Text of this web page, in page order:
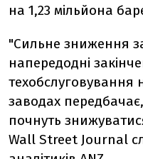
на 1,23 мільйона
"Сильне зниження
напередодні
заводах
почнуть
Wall Street Journal